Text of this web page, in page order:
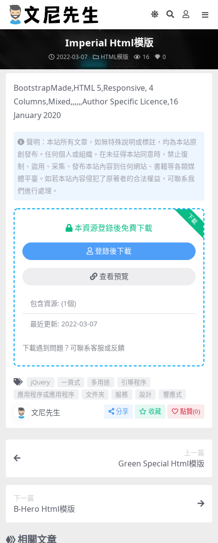
Imperial Html模版
2022-03-07 HTML模版 16 0
BootstrapMade,HTML 5,Responsive, 4
Columns,Mixed,,,,,,Author Specific Licence,16
January 2020
聲明：本站所有文章，如無特殊說明或標註，均為本站原
創發布。任何個人或組織，在未征得本站同意時，禁止復
制、盜用、采集、發布本站內容到任何網站、書籍等各類媒
體平臺。如若本站內容侵犯了原著者的合法權益，可聯系我
們進行處理。
下載
本資源登錄後免費下載
登錄後下載
查看預覽
包含資源: (1個)
最近更新: 2022-03-07
下載遇到問題？可聯系客服或反饋
jQuery 一頁式 多用途
引導程序
應用程序或應用程序
文件夾 服務 設計 響應式
文尼先生 分享 收藏 點贊(0)
上一篇
Green Special Html模版
下一篇
B-Hero Html模版
相關文章